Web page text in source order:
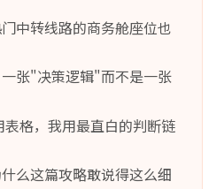
中转线路的商务舱座位也
张"决策逻辑"而不是一张
表格，我用最直白的判断链
么这篇攻略敢说得这么细